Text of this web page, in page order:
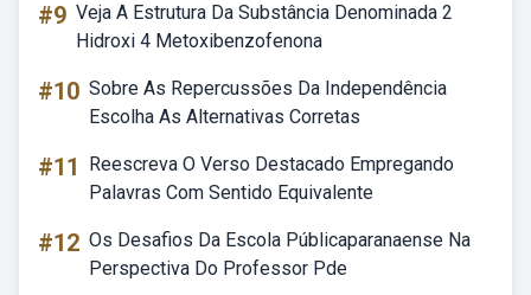
#9 Veja A Estrutura Da Substância Denominada 2
Hidroxi 4 Metoxibenzofenona
#10 Sobre As Repercussões Da Independência
Escolha As Alternativas Corretas
#11
Reescreva O Verso Destacado Empregando
Palavras Com Sentido Equivalente
#12 Os Desafios Da Escola Públicaparanaense Na
Perspectiva Do Professor Pde